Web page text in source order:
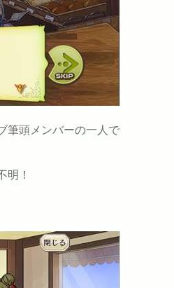
筆頭メンバーの一人で
明！